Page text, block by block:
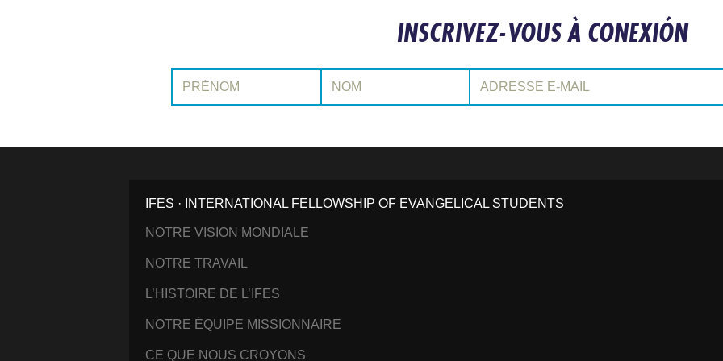
INSCRIVEZ-VOUS À CONEXIÓN
Prénom: Nom: Adresse e-mail:
IFES · INTERNATIONAL FELLOWSHIP OF EVANGELICAL STUDENTS
NOTRE VISION MONDIALE
NOTRE TRAVAIL
L’HISTOIRE DE L’IFES
NOTRE ÉQUIPE MISSIONNAIRE
CE QUE NOUS CROYONS